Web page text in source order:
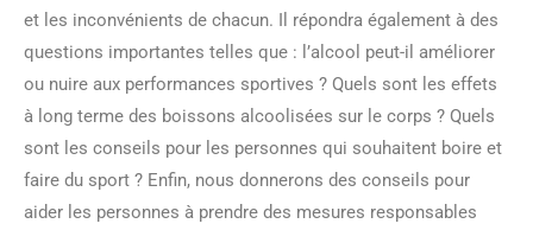
et les inconvénients de chacun. Il répondra également à des
questions importantes telles que : l’alcool peut-il améliorer
ou nuire aux performances sportives ? Quels sont les effets
à long terme des boissons alcoolisées sur le corps ? Quels
sont les conseils pour les personnes qui souhaitent boire et
faire du sport ? Enfin, nous donnerons des conseils pour
aider les personnes à prendre des mesures responsables